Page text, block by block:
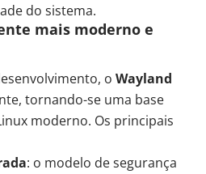
do sistema.
mais moderno e
o Wayland
tornando-se uma base
moderno. Os principais
: o modelo de segurança